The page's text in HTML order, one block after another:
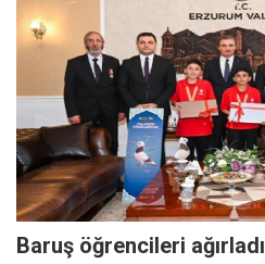
Baruş öğrencileri ağırladı